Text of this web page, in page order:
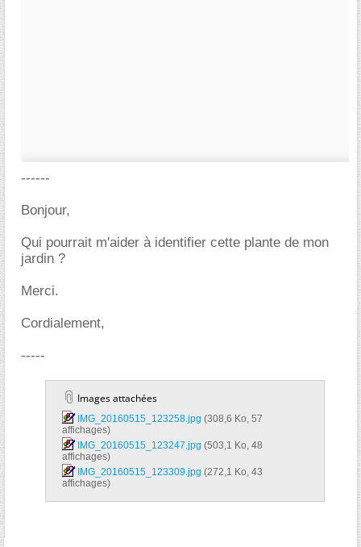
------
Bonjour,
Qui pourrait m'aider à identifier cette plante de mon
jardin ?
Merci.
Cordialement,
-----
Images attachées
IMG_20160515_123258.jpg‎
affichages)
IMG_20160515_123247.jpg‎
affichages)
IMG_20160515_123309.jpg‎
affichages)